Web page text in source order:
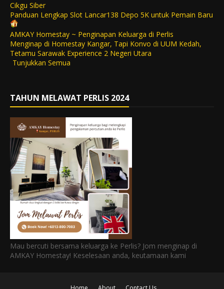
Cikgu Siber
Panduan Lengkap Slot Lancar138 Depo 5K untuk Pemain Baru
AMKAY Homestay ~ Penginapan Keluarga di Perlis
Menginap di Homestay Kangar, Tapi Konvo di UUM Kedah,
Tetamu Sarawak Experience 2 Negeri Utara
Tunjukkan Semua
TAHUN MELAWAT PERLIS 2024
Mau bercuti bersama keluarga ke Perlis? Jom menginap di
AMKAY Homestay! Keselesaan anda, keutamaan kami